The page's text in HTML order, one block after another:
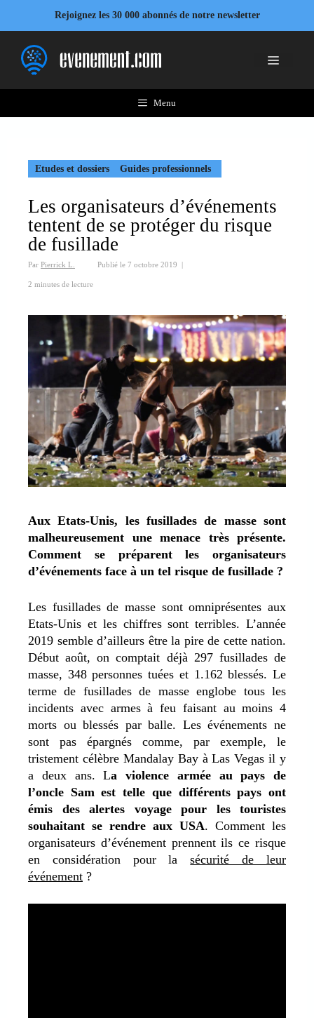
contenu
Rejoignez les 30 000 abonnés de notre newsletter
Menu
Menu
Etudes et dossiers Guides professionnels
Les organisateurs d’événements
tentent de se protéger du risque
de fusillade
Par Pierrick L. Publié le 7 octobre 2019 |
2 minutes de lecture
Aux Etats-Unis, les fusillades de masse sont
malheureusement une menace très présente.
Comment se préparent les organisateurs
d’événements face à un tel risque de fusillade ?
Les fusillades de masse sont omniprésentes aux
Etats-Unis et les chiffres sont terribles. L’année
2019 semble d’ailleurs être la pire de cette nation.
Début août, on comptait déjà 297 fusillades de
masse, 348 personnes tuées et 1.162 blessés. Le
terme de fusillades de masse englobe tous les
incidents avec armes à feu faisant au moins 4
morts ou blessés par balle. Les événements ne
sont pas épargnés comme, par exemple, le
tristement célèbre Mandalay Bay à Las Vegas il y
a deux ans. La violence armée au pays de
l’oncle Sam est telle que différents pays ont
émis des alertes voyage pour les touristes
souhaitant se rendre aux USA. Comment les
organisateurs d’événement prennent ils ce risque
en considération pour lasécurité de leur
événement ?